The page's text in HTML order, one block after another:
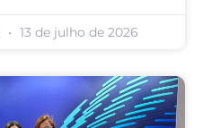
13 de julho de 2026